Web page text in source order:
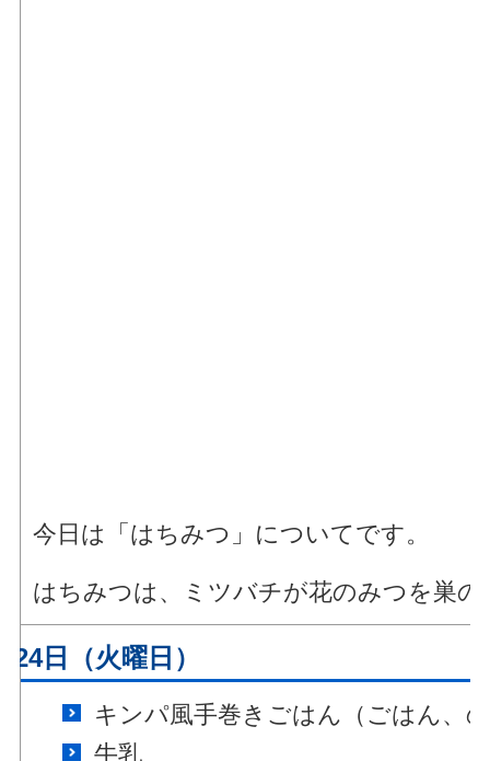
今日は「はちみつ」についてです。
はちみつは、ミツバチが花のみつを巣
24日（火曜日）
キンパ風手巻きごはん（ごはん、
牛乳